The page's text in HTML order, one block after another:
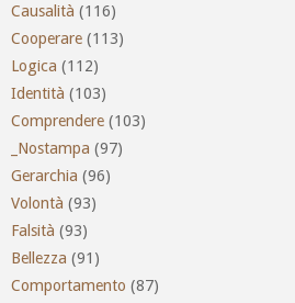
Causalità (116)
Cooperare (113)
Logica (112)
Identità (103)
Comprendere (103)
_Nostampa (97)
Gerarchia (96)
Volontà (93)
Falsità (93)
Bellezza (91)
Comportamento (87)